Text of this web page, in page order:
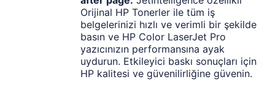
Orijinal HP Tonerler ile tüm iş
belgelerinizi hızlı ve verimli bir şekilde
basın ve HP Color LaserJet Pro
yazıcınızın performansına ayak
uydurun. Etkileyici baskı sonuçları için
HP kalitesi ve güvenilirliğine güvenin.